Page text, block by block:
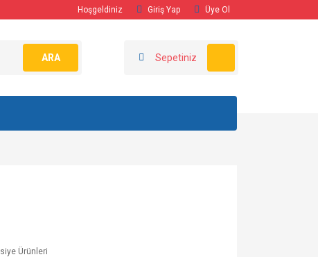
Hoşgeldiniz Giriş Yap Üye Ol
ARA Sepetiniz
Ürünleri